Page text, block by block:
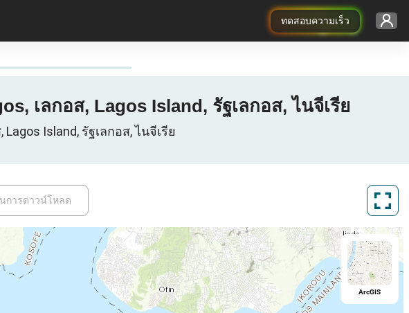
ทดสอบความเร็ว
เลกอส, Lagos Island, รัฐเลกอส, ไนจีเรีย
Island, รัฐเลกอส, ไนจีเรีย
การดาวน์โหลด
ArcGIS